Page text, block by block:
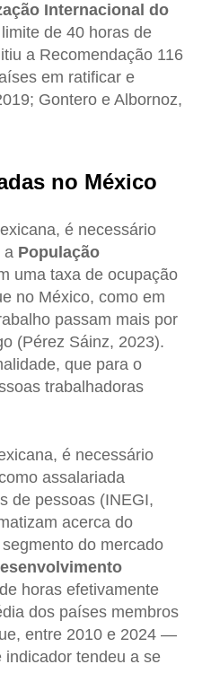
Internacional do
de 40 horas de
a Recomendação 116
em ratificar e
Gontero e Albornoz,
no México
é necessário
a População
uma taxa de ocupação
no México, como em
passam mais por
(Pérez Sáinz, 2023).
que para o
trabalhadoras
é necessário
assalariada
de pessoas (INEGI,
acerca do
do mercado
horas efetivamente
dos países membros
entre 2010 e 2024 —
tendeu a se